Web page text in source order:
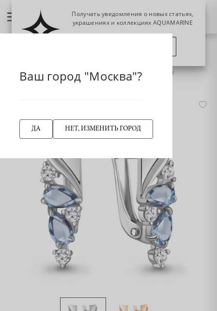
4799505А Серьги из Серебра с топазами свисс блю, фианитами
Ваш город "Москва"?
ДА НЕТ, ИЗМЕНИТЬ ГОРОД
Получать уведомления о новых статьях,
украшениях и коллекциях AQUAMARINE